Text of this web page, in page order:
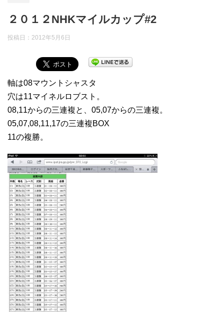
２０１２NHKマイルカップ#2
投稿日： 2012年5月6日
軸は08マウントシャスタ
穴は11マイネルロブスト。
08,11からの三連複と、05,07からの三連複。
05,07,08,11,17の三連複BOX
11の複勝。